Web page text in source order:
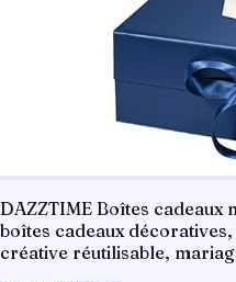
DAZZTIME Boîtes cadeaux
boîtes cadeaux
créative réutilisable,